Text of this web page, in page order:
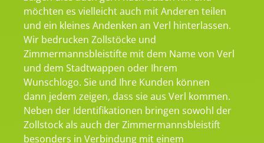
möchten es vielleicht auch mit Anderen teilen
und ein kleines Andenken an Verl hinterlassen.
Wir bedrucken Zollstöcke und
Zimmermannsbleistifte mit dem Name von Verl
und dem Stadtwappen oder Ihrem
Wunschlogo. Sie und Ihre Kunden können
dann jedem zeigen, dass sie aus Verl kommen.
Neben der Identifikationen bringen sowohl der
Zollstock als auch der Zimmermannsbleistift
besonders in Verbindung mit einem